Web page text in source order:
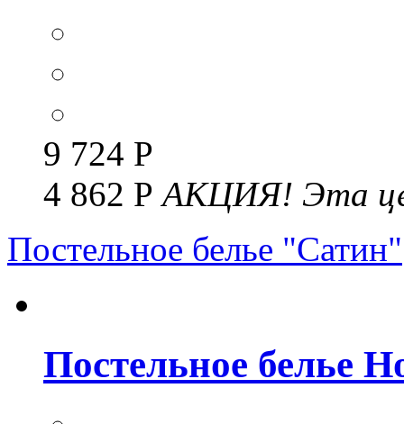
9 724 Р
4 862 РАКЦИЯ! Эта
Постельное белье "Сатин"
Постельное белье